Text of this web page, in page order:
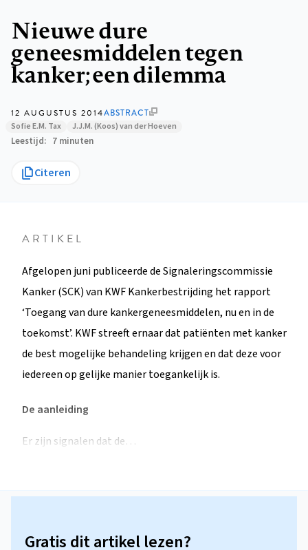
Nieuwe dure
geneesmiddelen tegen
kanker; een dilemma
12 AUGUSTUS 2014ABSTRACT
Sofie E.M. Tax J.J.M. (Koos) van der Hoeven
Leestijd 7 minuten
Citeren
ARTIKEL
Afgelopen juni publiceerde de Signaleringscommissie
Kanker (SCK) van KWF Kankerbestrijding het rapport
‘Toegang van dure kankergeneesmiddelen, nu en in de
toekomst’. KWF streeft ernaar dat patiënten met kanker
de best mogelijke behandeling krijgen en dat deze voor
iedereen op gelijke manier toegankelijk is.
De aanleiding
Er zijn signalen dat de…
Gratis dit artikel lezen?